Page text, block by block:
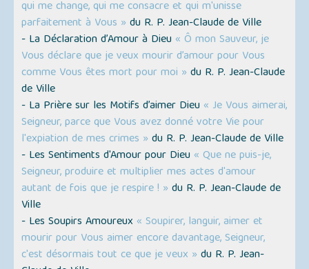
qui me change, qui me consacre et qui m'unisse
parfaitement à Vous » du R. P. Jean-Claude de Ville
- La Déclaration d’Amour à Dieu « Ô mon Sauveur, je
Vous déclare que je veux mourir d’amour pour Vous
comme Vous êtes mort pour moi » du R. P. Jean-Claude
de Ville
- La Prière sur les Motifs d’aimer Dieu « Je Vous aimerai,
Seigneur, parce que Vous avez donné votre Vie pour
l'expiation de mes crimes » du R. P. Jean-Claude de Ville
- Les Sentiments d'Amour pour Dieu « Que ne puis-je,
Seigneur, produire et multiplier mes actes d'amour
autant de fois que je respire ! » du R. P. Jean-Claude de
Ville
- Les Soupirs Amoureux « Soupirer, languir, aimer et
mourir pour Vous aimer encore davantage, Seigneur,
c'est désormais tout ce que je veux » du R. P. Jean-